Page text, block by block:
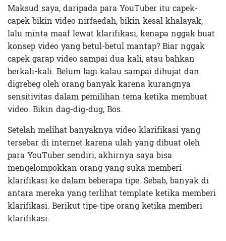
Maksud saya, daripada para YouTuber itu capek-
capek bikin video nirfaedah, bikin kesal khalayak,
lalu minta maaf lewat klarifikasi, kenapa nggak buat
konsep video yang betul-betul mantap? Biar nggak
capek garap video sampai dua kali, atau bahkan
berkali-kali. Belum lagi kalau sampai dihujat dan
digrebeg oleh orang banyak karena kurangnya
sensitivitas dalam pemilihan tema ketika membuat
video. Bikin dag-dig-dug, Bos.
Setelah melihat banyaknya video klarifikasi yang
tersebar di internet karena ulah yang dibuat oleh
para YouTuber sendiri, akhirnya saya bisa
mengelompokkan orang yang suka memberi
klarifikasi ke dalam beberapa tipe. Sebab, banyak di
antara mereka yang terlihat template ketika memberi
klarifikasi. Berikut tipe-tipe orang ketika memberi
klarifikasi.